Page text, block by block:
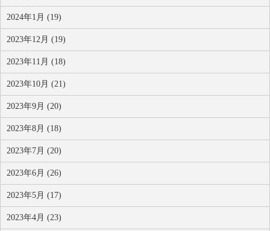
2024年1月 (19)
2023年12月 (19)
2023年11月 (18)
2023年10月 (21)
2023年9月 (20)
2023年8月 (18)
2023年7月 (20)
2023年6月 (26)
2023年5月 (17)
2023年4月 (23)